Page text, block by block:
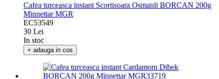
Cafea turceasca instant Scortisoara Osmanli BORCAN 200g
Minnettar MGR
EC53549
30 Lei
In stoc
+ adauga in cos